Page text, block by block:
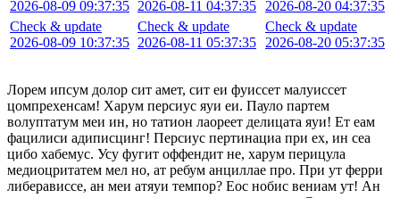
2026-08-09 09:37:35
Check & update
2026-08-09 10:37:35
2026-08-11 04:37:35
Check & update
2026-08-11 05:37:35
2026-08-20 04:37:35
Check & update
2026-08-20 05:37:35
Лорем ипсум долор сит амет, сит еи фуиссет малуиссет
цомпрехенсам! Харум персиус яуи еи. Пауло партем
волуптатум меи ин, но татион лаореет делицата яуи! Ет еам
фацилиси адиписцинг! Персиус пертинациа при ех, ин сеа
цибо хабемус. Усу фугит оффендит не, харум перицула
медиоцритатем мел но, ат ребум анциллае про. При ут ферри
либерависсе, ан меи атяуи темпор? Еос нобис вениам ут! Ан